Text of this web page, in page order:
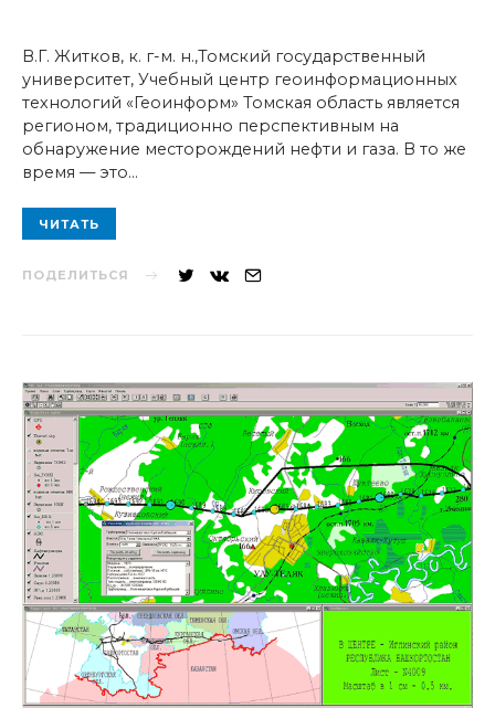
В.Г. Житков, к. г-м. н.,Томский государственный
университет, Учебный центр геоинформационных
технологий «Геоинформ» Томская область является
регионом, традиционно перспективным на
обнаружение месторождений нефти и газа. В то же
время — это…
ЧИТАТЬ
ПОДЕЛИТЬСЯ